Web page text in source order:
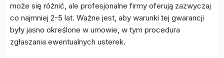
może się różnić, ale profesjonalne firmy oferują zazwyczaj
co najmniej 2-5 lat. Ważne jest, aby warunki tej gwarancji
były jasno określone w umowie, w tym procedura
zgłaszania ewentualnych usterek.